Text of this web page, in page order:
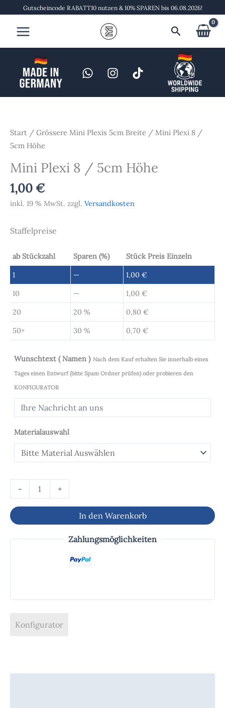
springen
Gutscheincode RABATT10 nutzen & 10% SPAREN bis 06.08.2026!
Suchen
Start / Grössere Mini Plexis 5cm Breite / Mini Plexi 8 /
5cm Höhe
Mini Plexi 8 / 5cm Höhe
1,00€
inkl. 19 % MwSt. zzgl. Versandkosten
Staffelpreise
ab Stückzahl Sparen (%) Stück Preis Einzeln
1 — 1,00 €
10 — 1,00 €
20 20 % 0,80 €
50+ 30 % 0,70 €
Wunschtext ( Namen ) Nach dem Kauf erhalten Sie innerhalb eines
Tages einen Entwurf (bitte Spam Ordner prüfen) oder probieren den
KONFIGURATOR
Materialauswahl
-
8
/
Höhe
Menge
+
In den Warenkorb
Zahlungsmöglichkeiten
Konfigurator